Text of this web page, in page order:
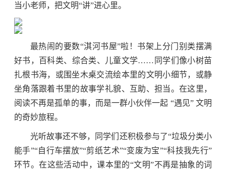
当小老师，把文明“讲”进心里。
最热闹的要数“淇河书屋”啦！书架上分门别类摆满
好书，百科类、综合类、儿童文学……同学们像小树苗
扎根书海，或围坐木桌交流绘本里的文明小细节，或静
坐角落跟着书里的故事学礼貌、互助、担当。在这里，
阅读不再是孤单的事，而是一群小伙伴一起 “遇见” 文明
的奇妙旅程。
光听故事还不够，同学们还积极参与了“垃圾分类小
能手”“自行车摆放”“剪纸艺术”“变废为宝”“科技我先行”
环节。在这些活动中，课本里的“文明”不再是抽象的词